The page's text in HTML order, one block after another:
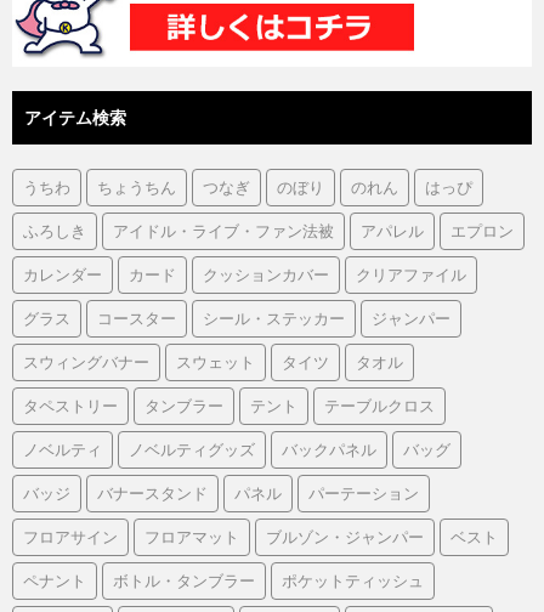
アイテム検索
うちわ ちょうちん つなぎ のぼり のれん はっぴ
ふろしき アイドル・ライブ・ファン法被 アパレル エプロン
カレンダー カード クッションカバー クリアファイル
グラス コースター シール・ステッカー ジャンパー
スウィングバナー スウェット タイツ タオル
タペストリー タンブラー テント テーブルクロス
ノベルティ ノベルティグッズ バックパネル バッグ
バッジ バナースタンド パネル パーテーション
フロアサイン フロアマット ブルゾン・ジャンパー ベスト
ペナント ボトル・タンブラー ポケットティッシュ